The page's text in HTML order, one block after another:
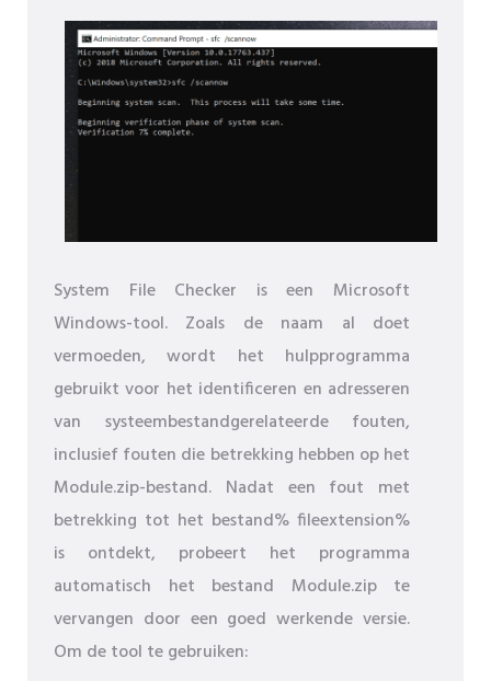
System File Checker is een Microsoft
Windows-tool. Zoals de naam al doet
vermoeden, wordt het hulpprogramma
gebruikt voor het identificeren en adresseren
van systeembestandgerelateerde fouten,
inclusief fouten die betrekking hebben op het
Module.zip-bestand. Nadat een fout met
betrekking tot het bestand% fileextension%
is ontdekt, probeert het programma
automatisch het bestand Module.zip te
vervangen door een goed werkende versie.
Om de tool te gebruiken: